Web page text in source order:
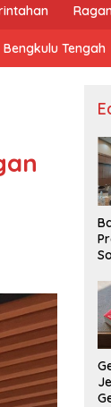
Bengkulu Tengah